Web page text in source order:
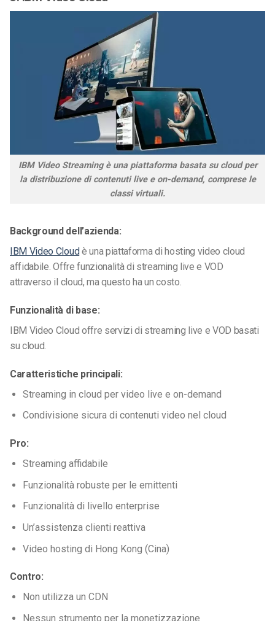
IBM Video Streaming è una piattaforma basata su cloud per
la distribuzione di contenuti live e on-demand, comprese le
classi virtuali.
Background dell’azienda:
IBM Video Cloud è una piattaforma di hosting video cloud
affidabile. Offre funzionalità di streaming live e VOD
attraverso il cloud, ma questo ha un costo.
Funzionalità di base:
IBM Video Cloud offre servizi di streaming live e VOD basati
su cloud.
Caratteristiche principali:
Streaming in cloud per video live e on-demand
Condivisione sicura di contenuti video nel cloud
Pro:
Streaming affidabile
Funzionalità robuste per le emittenti
Funzionalità di livello enterprise
Un’assistenza clienti reattiva
Video hosting di Hong Kong (Cina)
Contro:
Non utilizza un CDN
Nessun strumento per la monetizzazione